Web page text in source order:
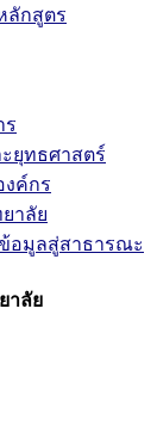
ลักสูตร
ร
ยุทธศาสตร์
งค์กร
าลัย
ข้อมูลสู่สาธารณะ
าลัย